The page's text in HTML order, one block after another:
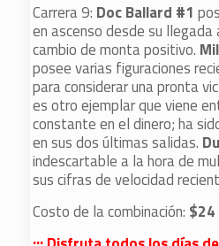
Carrera 9: Doc Ballard #1
en ascenso desde su
cambio de monta positivo.
posee varias figuraciones
para considerar una pronta
es otro ejemplar que viene
constante en el dinero; ha
en sus dos últimas salidas.
indescartable a la hora de
sus cifras de velocidad
Costo de la combinación: